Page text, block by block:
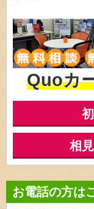
Quoカ
相
お電話の方は